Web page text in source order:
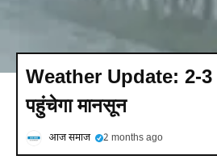
Weather Update: 2-3
पहुंचेगा मानसून
आज समाज 2 months ago